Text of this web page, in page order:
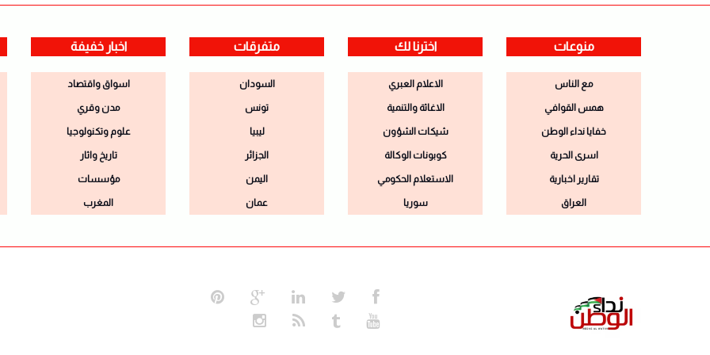
منوعات
مع الناس
همس القوافي
خفايا نداء الوطن
اسرى الحرية
تقارير اخبارية
العراق
اخترنا لك
الاعلام العبري
الاغاثة والتنمية
شيكات الشؤون
كوبونات الوكالة
الاستعلام الحكومي
سوريا
متفرقات
السودان
تونس
ليبيا
الجزائر
اليمن
عمان
اخبار خفيفة
اسواق واقتصاد
مدن وقري
علوم وتكنولوجيا
تاريخ واثار
مؤسسات
المغرب